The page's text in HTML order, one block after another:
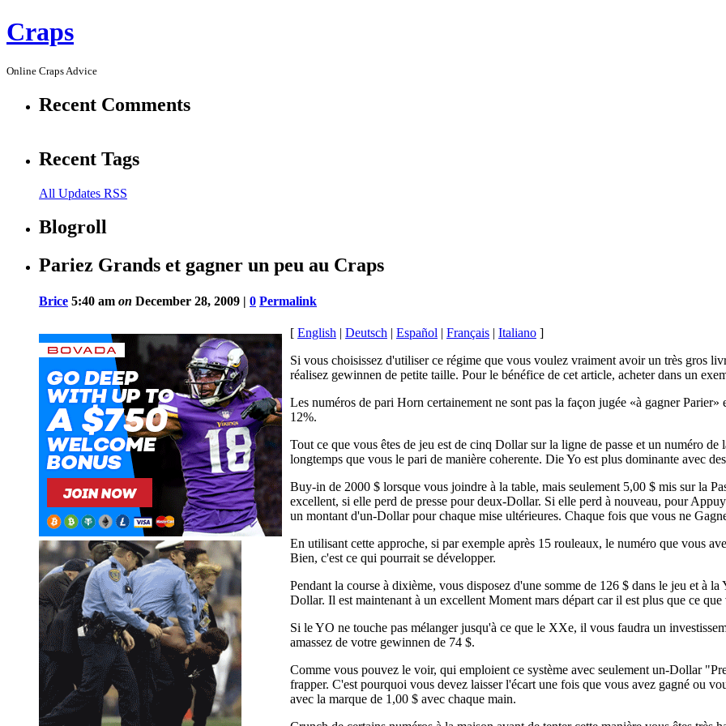
Craps
Online Craps Advice
Recent Comments
Recent Tags
All Updates RSS
Blogroll
Pariez Grands et gagner un peu au Craps
Brice 5:40 am on December 28, 2009 | 0 Permalink
[ English | Deutsch | Español | Français | Italiano ]
Si vous choisissez d'utiliser ce régime que vous voulez vraiment avoir un très gros
réalisez gewinnen de petite taille. Pour le bénéfice de cet article, acheter dans un
Les numéros de pari Horn certainement ne sont pas la façon jugée «à gagner
12%.
Tout ce que vous êtes de jeu est de cinq Dollar sur la ligne de passe et un numéro
longtemps que vous le pari de manière coherente. Die Yo est plus dominante avec
Buy-in de 2000 $ lorsque vous joindre à la table, mais seulement 5,00 $ mis sur la
excellent, si elle perd de presse pour deux-Dollar. Si elle perd à nouveau, pour
un montant d'un-Dollar pour chaque mise ultérieures. Chaque fois que vous ne
En utilisant cette approche, si par exemple après 15 rouleaux, le numéro que vous
Bien, c'est ce qui pourrait se développer.
Pendant la course à dixième, vous disposez d'une somme de 126 $ dans le jeu et à
Dollar. Il est maintenant à un excellent Moment mars départ car il est plus que ce
Si le YO ne touche pas mélanger jusqu'à ce que le XXe, il vous faudra un
amassez de votre gewinnen de 74 $.
Comme vous pouvez le voir, qui emploient ce système avec seulement un-Dollar
frapper. C'est pourquoi vous devez laisser l'écart une fois que vous avez gagné ou
avec la marque de 1,00 $ avec chaque main.